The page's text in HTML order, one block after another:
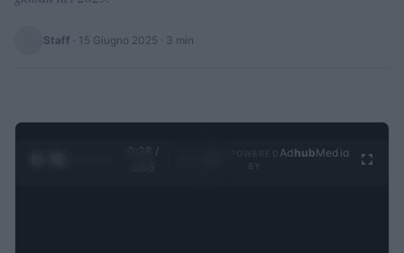
Staff · 15 Giugno 2025 · 3 min
0:28 /
Ad hubMedia